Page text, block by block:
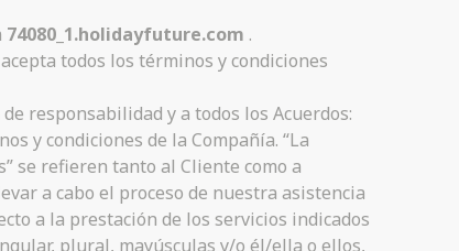
74080_1.holidayfuture.com .
todos los términos y condiciones
responsabilidad y a todos los Acuerdos:
y condiciones de la Compañía. “La
se refieren tanto al Cliente como a
a cabo el proceso de nuestra asistencia
a la prestación de los servicios indicados
plural, mayúsculas y/o él/ella o ellos,